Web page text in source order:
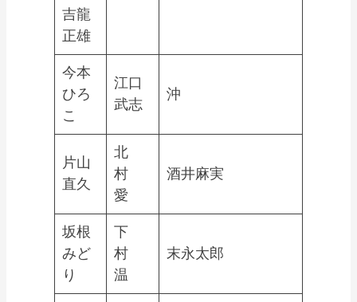
吉龍
正雄
今本
ひろ
こ
江口
武志
沖
片山
直久
北
村
愛
酒井麻実
坂根
みど
り
下
村
温
末永太郎